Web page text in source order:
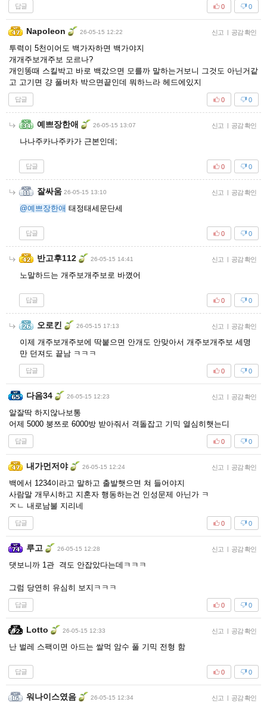
답글 0
0
Napoleon 26-05-15 12:22 신고 | 공감 확인
투력이 5천이어도 백가자하면 백가야지
개개주보개주보 모르나?
개인똥때 스킬박고 바로 백갔으면 모를까 말하는거보니 그것도 아닌거같
고 고기면 걍 풀버차 박으면끝인데 뭐하느라 헤드에있지
답글 0
0
예쁘장한애 26-05-15 13:07 신고 | 공감 확인
나나주카나주카가 근본인데;
답글 0
0
잘싸움 26-05-15 13:10 신고 | 공감 확인
@예쁘장한애 태정태세문단세
답글 0
0
반고후112 26-05-15 14:41 신고 | 공감 확인
노말하드는 개주보개주보로 바꼈어
답글 0
0
오로킨 26-05-15 17:13 신고 | 공감 확인
이제 개주보개주보에 딱붙으면 안개도 안맞아서 개주보개주보 세명
만 던져도 끝남 ㅋㅋㅋ
답글 0
0
다음34 26-05-15 12:23 신고 | 공감 확인
알잘딱 하지않나보통
어제 5000 붕쯔로 6000방 받아줘서 격돌잡고 기믹 열심히햇는디
답글 0
0
내가먼저야 26-05-15 12:24 신고 | 공감 확인
백에서 1234이라고 말하고 출발햇으면 쳐 들어야지
사람말 개무시하고 지혼자 행동하는건 인성문제 아닌가 ㅋ
ㅈㄴ 내로남불 지리네
답글 0
0
루고 26-05-15 12:28 신고 | 공감 확인
댓보니까 1관 격도 안잡았다는데ㅋㅋㅋ
그럼 당연히 유심히 보지ㅋㅋㅋ
답글 0
0
Lotto 26-05-15 12:33 신고 | 공감 확인
난 벌레 스팩이면 아드는 쌀먹 암수 풀 기믹 전형 함
답글 0
0
워나이스였음 26-05-15 12:34 신고 | 공감 확인